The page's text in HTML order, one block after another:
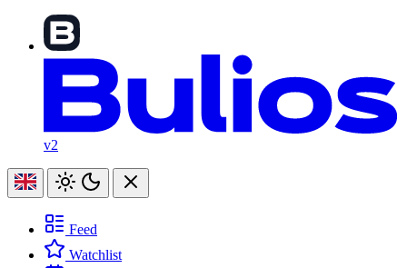
v2
Feed
Watchlist